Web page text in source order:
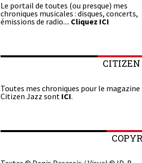
Le portail de toutes (ou presque) mes
chroniques musicales : disques, concerts,
émissions de radio.... Cliquez ICI
Toutes mes chroniques pour le magazine
Citizen Jazz sont ICI.